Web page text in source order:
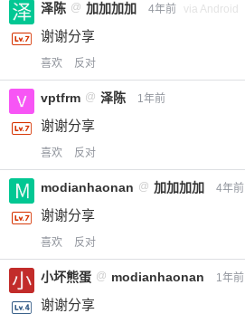
泽陈 @ 加加加加 4年前 via Android
谢谢分享
喜欢 反对
vptfrm @ 泽陈 1年前
谢谢分享
喜欢 反对
modianhaonan @ 加加加加 4年前
谢谢分享
喜欢 反对
小坏熊蛋 @ modianhaonan 1年前
谢谢分享